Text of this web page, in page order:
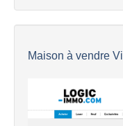
Maison à vendre